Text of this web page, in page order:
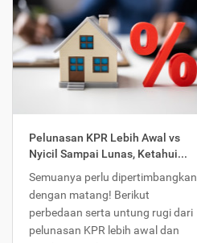
Pelunasan KPR Lebih Awal vs
Nyicil Sampai Lunas, Ketahui...
Semuanya perlu dipertimbangkan
dengan matang! Berikut
perbedaan serta untung rugi dari
pelunasan KPR lebih awal dan